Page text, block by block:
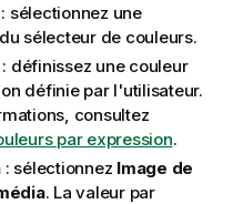
: sélectionnez une
sélecteur de couleurs.
définissez une couleur
définie par l'utilisateur.
consultez
par expression.
: sélectionnez Image de
. La valeur par